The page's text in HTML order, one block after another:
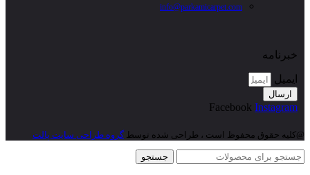
info@parkamicarpet.com
خبرنامه
ایمیل
ارسال
Facebook Instagram
@کلیه حقوق محفوظ است ، طراحی شده توسطگروه طراحی سایت پالت
جستجو